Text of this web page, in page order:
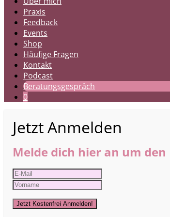
Praxis
Feedback
Events
Shop
Häufige Fragen
Kontakt
Podcast
Beratungsgespräch
0
Jetzt Anmelden
Melde dich hier an um